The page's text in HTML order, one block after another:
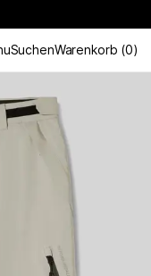
SuchenWarenkorb (0)